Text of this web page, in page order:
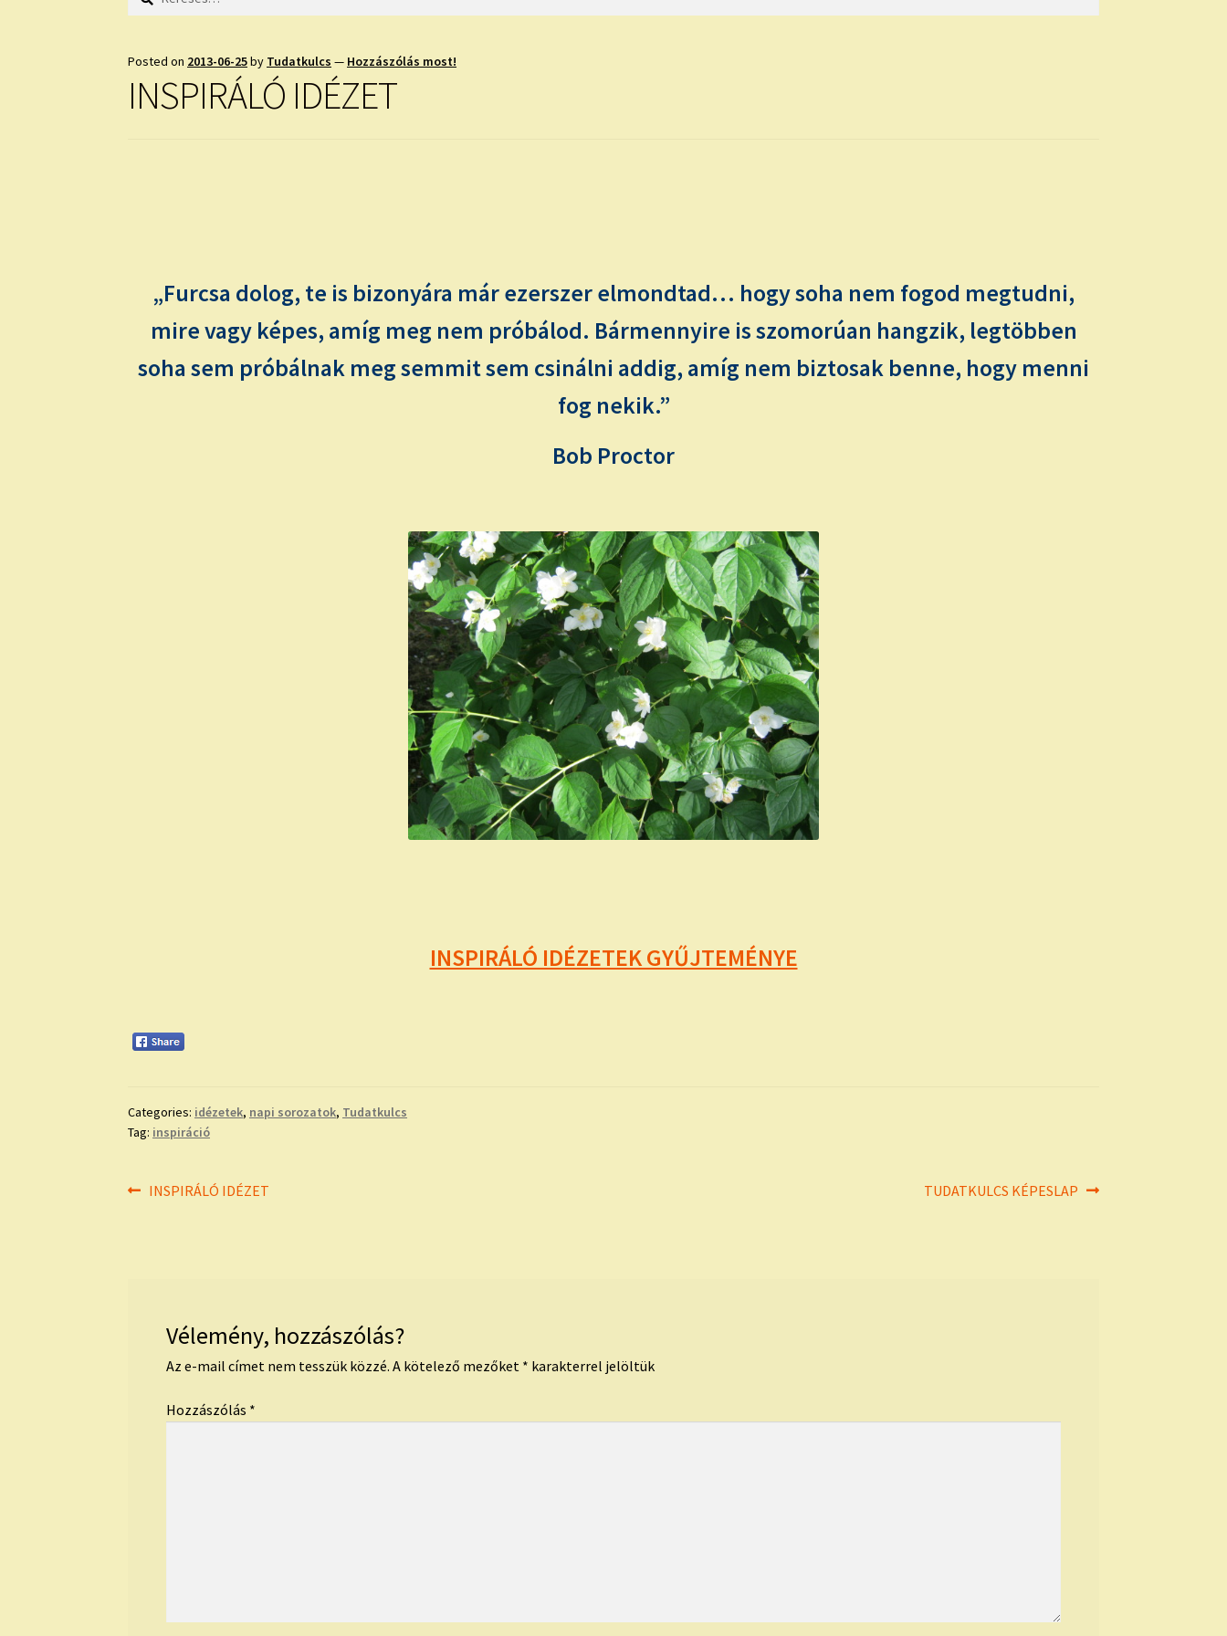
Posted on 2013-06-25by Tudatkulcs — Hozzászólás most!
INSPIRÁLÓ IDÉZET
„Furcsa dolog, te is bizonyára már ezerszer elmondtad… hogy soha nem fogod megtudni,
mire vagy képes, amíg meg nem próbálod. Bármennyire is szomorúan hangzik, legtöbben
soha sem próbálnak meg semmit sem csinálni addig, amíg nem biztosak benne, hogy menni
fog nekik.”
Bob Proctor
INSPIRÁLÓ IDÉZETEK GYŰJTEMÉNYE
Categories: idézetek, napi sorozatok, Tudatkulcs
Tag: inspiráció
Bejegyzés
Previous
INSPIRÁLÓ IDÉZET
Next
TUDATKULCS KÉPESLAP
Vélemény, hozzászólás?
Az e-mail címet nem tesszük közzé. A kötelező mezőket * karakterrel jelöltük
Hozzászólás *